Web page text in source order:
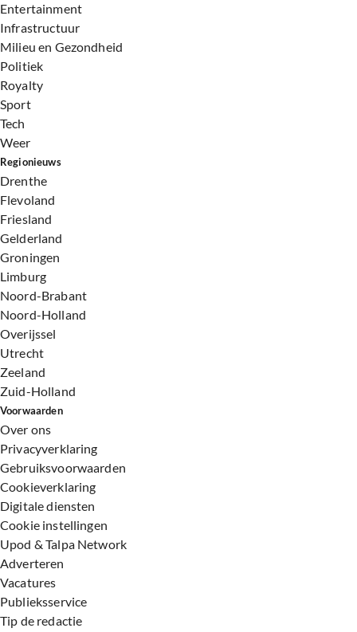
Entertainment
Infrastructuur
Milieu en Gezondheid
Politiek
Royalty
Sport
Tech
Weer
Regionieuws
Drenthe
Flevoland
Friesland
Gelderland
Groningen
Limburg
Noord-Brabant
Noord-Holland
Overijssel
Utrecht
Zeeland
Zuid-Holland
Voorwaarden
Over ons
Privacyverklaring
Gebruiksvoorwaarden
Cookieverklaring
Digitale diensten
Cookie instellingen
Upod & Talpa Network
Adverteren
Vacatures
Publieksservice
Tip de redactie